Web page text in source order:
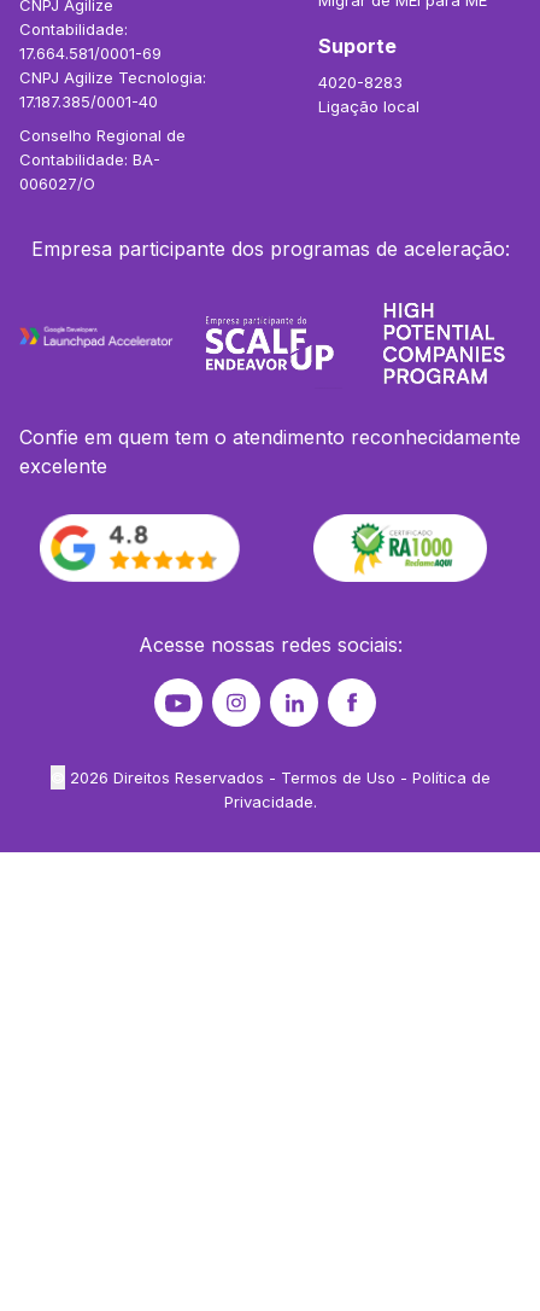
CNPJ Agilize
Contabilidade:
17.664.581/0001-69
CNPJ Agilize Tecnologia:
17.187.385/0001-40
Conselho Regional de
Contabilidade: BA-
006027/O
Suporte
4020-8283
Ligação local
Empresa participante dos programas de aceleração:
Confie em quem tem o atendimento reconhecidamente
excelente
Acesse nossas redes sociais:
2026 Direitos Reservados - Termos de Uso - Política de
Privacidade.